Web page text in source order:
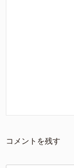
コメントを残す